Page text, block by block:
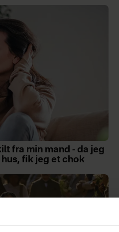
fra min mand - da jeg
fik jeg et chok